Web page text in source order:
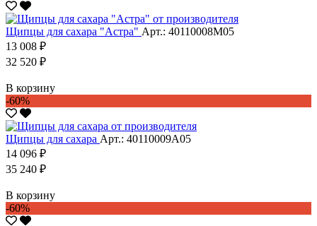
Щипцы для сахара "Астра" Арт.: 40110008М05
13 008 ₽
32 520 ₽
В корзину
-60%
Щипцы для сахара Арт.: 40110009А05
14 096 ₽
35 240 ₽
В корзину
-60%